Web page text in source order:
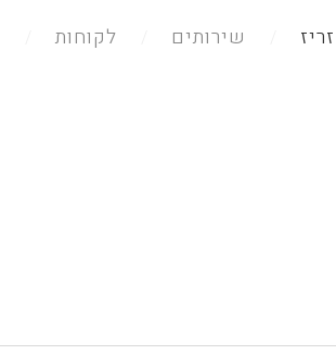
שירותים לקוחות